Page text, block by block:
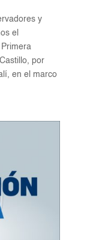
y
el
por
en el marco